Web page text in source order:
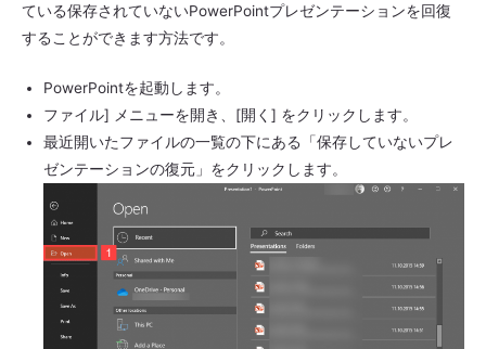
ている保存されていないPowerPointプレゼンテーションを回復
することができます方法です。
PowerPointを起動します。
ファイル] メニューを開き、[開く] をクリックします。
最近開いたファイルの一覧の下にある「保存していないプレ
ゼンテーションの復元」をクリックします。